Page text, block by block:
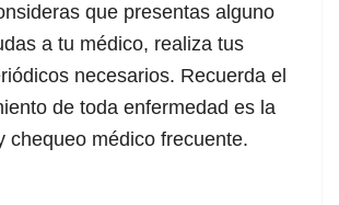
que presentas alguno
a tu médico, realiza tus
necesarios. Recuerda el
de toda enfermedad es la
chequeo médico frecuente.